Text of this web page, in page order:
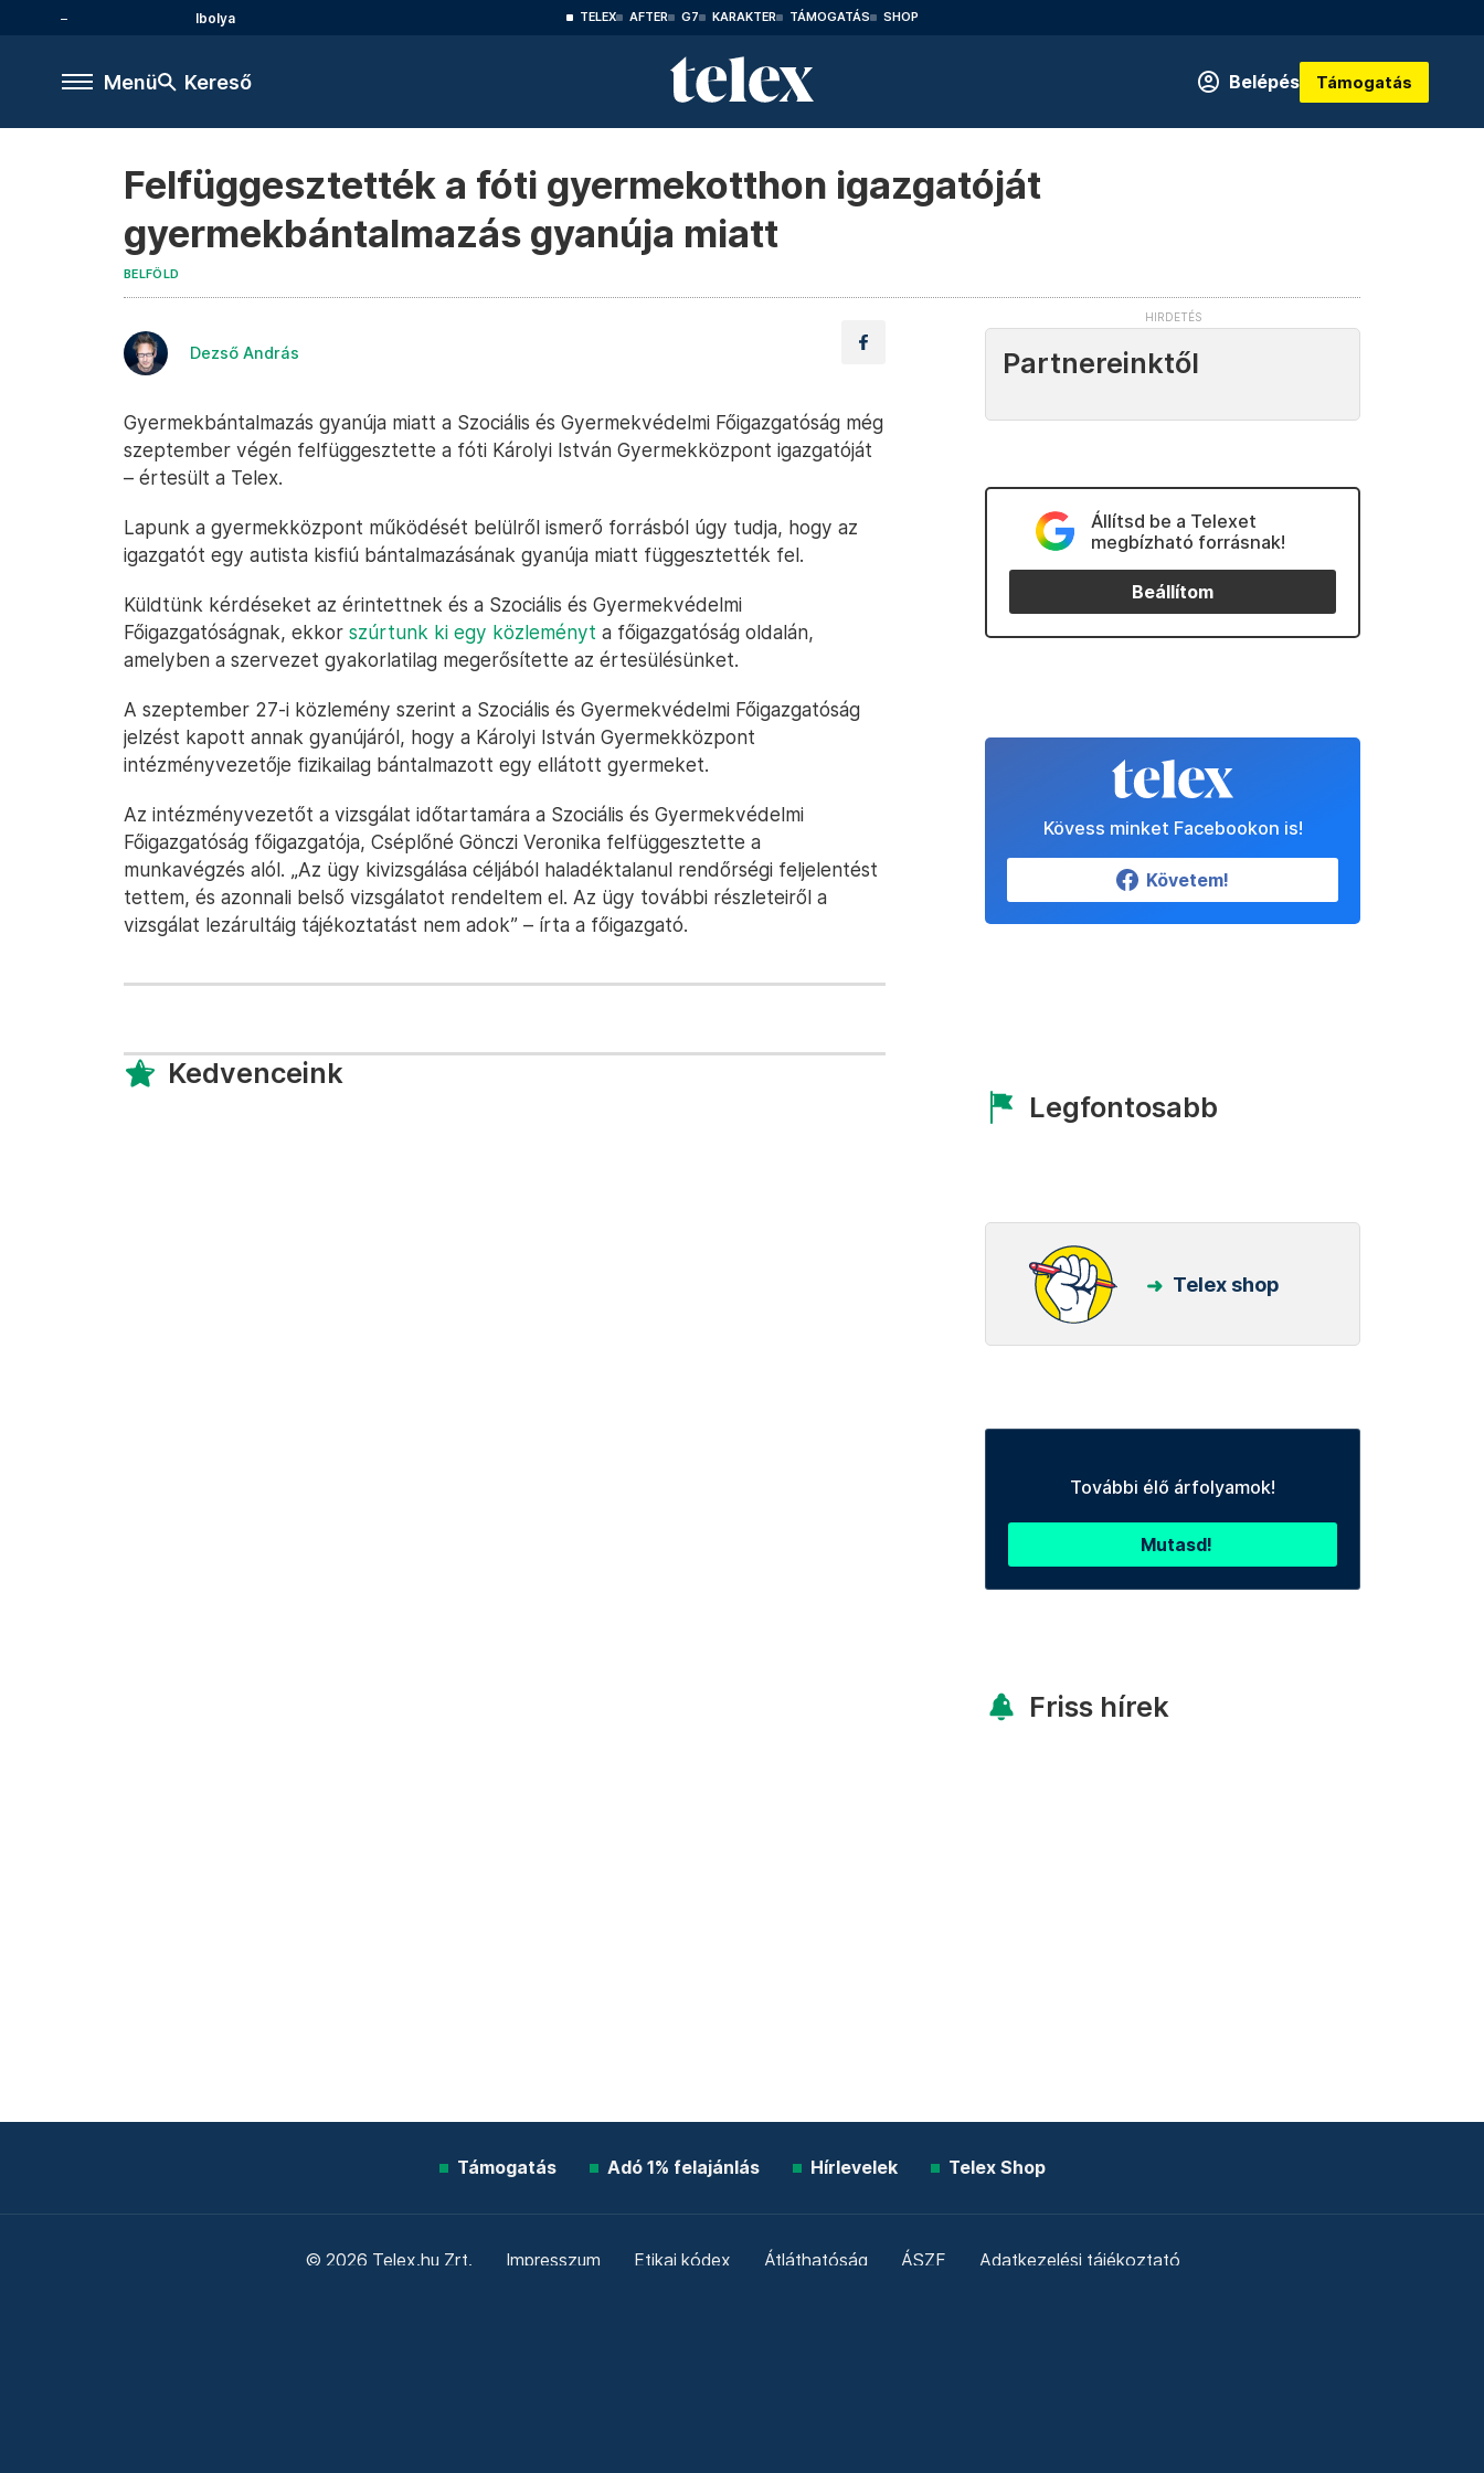
Ibolya TELEX AFTER G7 KARAKTER TÁMOGATÁS SHOP
Menü Kereső Belépés Támogatás
Felfüggesztették a fóti gyermekotthon igazgatóját
gyermekbántalmazás gyanúja miatt
BELFÖLD
Dezső András
Gyermekbántalmazás gyanúja miatt a Szociális és Gyermekvédelmi Főigazgatóság még
szeptember végén felfüggesztette a fóti Károlyi István Gyermekközpont igazgatóját
– értesült a Telex.
Lapunk a gyermekközpont működését belülről ismerő forrásból úgy tudja, hogy az
igazgatót egy autista kisfiú bántalmazásának gyanúja miatt függesztették fel.
Küldtünk kérdéseket az érintettnek és a Szociális és Gyermekvédelmi
Főigazgatóságnak, ekkor szúrtunk ki egy közleményt a főigazgatóság oldalán,
amelyben a szervezet gyakorlatilag megerősítette az értesülésünket.
A szeptember 27-i közlemény szerint a Szociális és Gyermekvédelmi Főigazgatóság
jelzést kapott annak gyanújáról, hogy a Károlyi István Gyermekközpont
intézményvezetője fizikailag bántalmazott egy ellátott gyermeket.
Az intézményvezetőt a vizsgálat időtartamára a Szociális és Gyermekvédelmi
Főigazgatóság főigazgatója, Cséplőné Gönczi Veronika felfüggesztette a
munkavégzés alól. „Az ügy kivizsgálása céljából haladéktalanul rendőrségi feljelentést
tettem, és azonnali belső vizsgálatot rendeltem el. Az ügy további részleteiről a
vizsgálat lezárultáig tájékoztatást nem adok” – írta a főigazgató.
Kedvenceink
Partnereinktől
Állítsd be a Telexet
megbízható forrásnak!
Beállítom
Kövess minket Facebookon is!
Követem!
Legfontosabb
Telex shop
További élő árfolyamok!
Mutasd!
Friss hírek
Támogatás Adó 1% felajánlás Hírlevelek Telex Shop
© 2026 Telex.hu Zrt. Impresszum Etikai kódex Átláthatóság ÁSZF Adatkezelési tájékoztató